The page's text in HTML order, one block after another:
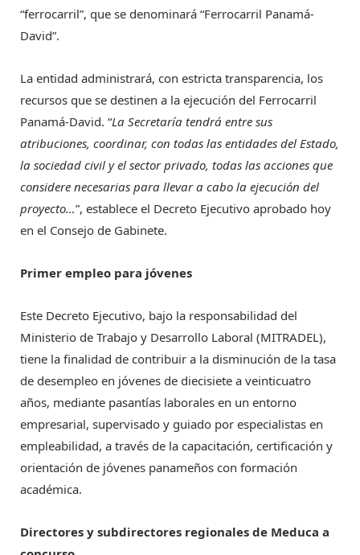
“ferrocarril”, que se denominará “Ferrocarril Panamá-
David”.
La entidad administrará, con estricta transparencia, los
recursos que se destinen a la ejecución del Ferrocarril
Panamá-David. “La Secretaría tendrá entre sus
atribuciones, coordinar, con todas las entidades del Estado,
la sociedad civil y el sector privado, todas las acciones que
considere necesarias para llevar a cabo la ejecución del
proyecto…”, establece el Decreto Ejecutivo aprobado hoy
en el Consejo de Gabinete.
Primer empleo para jóvenes
Este Decreto Ejecutivo, bajo la responsabilidad del
Ministerio de Trabajo y Desarrollo Laboral (MITRADEL),
tiene la finalidad de contribuir a la disminución de la tasa
de desempleo en jóvenes de diecisiete a veinticuatro
años, mediante pasantías laborales en un entorno
empresarial, supervisado y guiado por especialistas en
empleabilidad, a través de la capacitación, certificación y
orientación de jóvenes panameños con formación
académica.
Directores y subdirectores regionales de Meduca a